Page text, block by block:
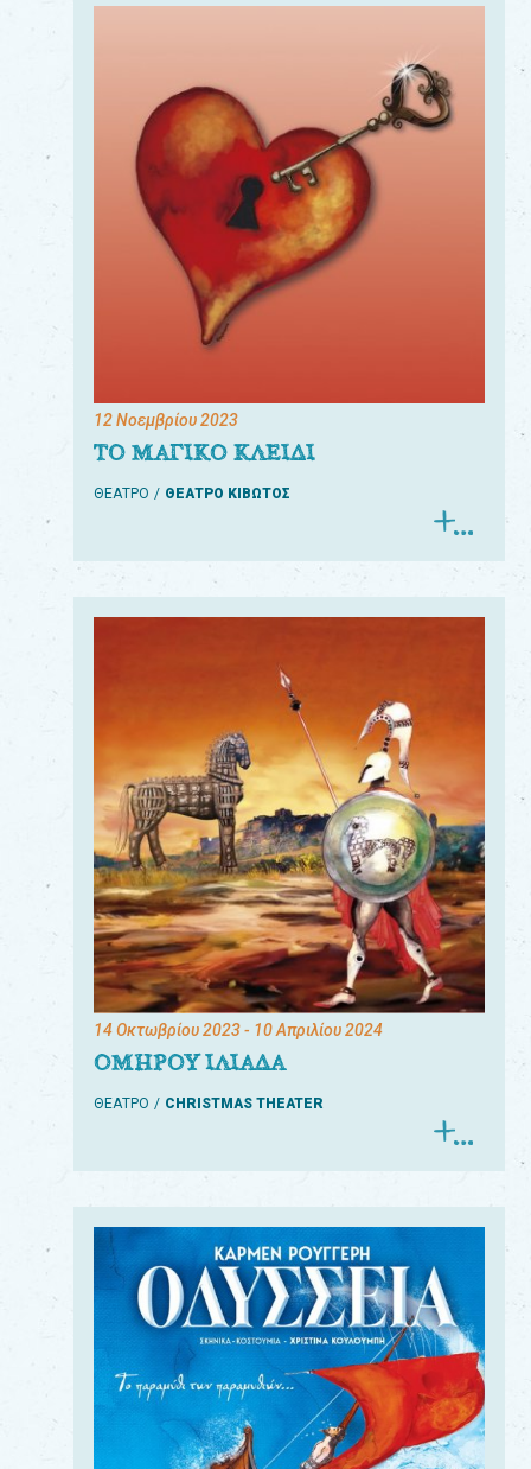
12 Νοεμβρίου 2023
ΤΟ ΜΑΓΙΚΟ ΚΛΕΙΔΙ
ΘΕΑΤΡΟ ΘΕΑΤΡΟ ΚΙΒΩΤΟΣ
14 Οκτωβρίου 2023- 10 Απριλίου 2024
ΟΜΗΡΟΥ ΙΛΙΑΔΑ
ΘΕΑΤΡΟ CHRISTMAS THEATER